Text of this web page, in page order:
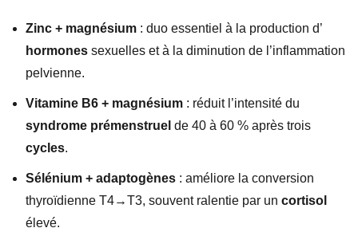
Zinc + magnésium : duo essentiel à la production d’
hormones sexuelles et à la diminution de l’inflammation
pelvienne.
Vitamine B6 + magnésium : réduit l’intensité du
syndrome prémenstruel de 40 à 60 % après trois
cycles.
Sélénium + adaptogènes : améliore la conversion
thyroïdienne T4→T3, souvent ralentie par un cortisol
élevé.